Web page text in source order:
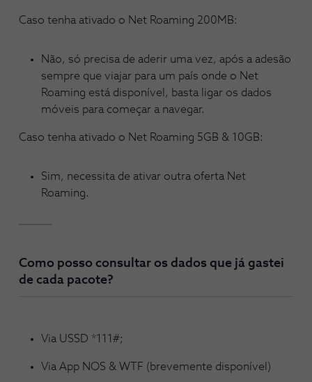
Caso tenha ativado o Net Roaming 200MB:
Não, só precisa de aderir uma vez, após a adesão
sempre que viajar para um país onde o Net
Roaming está disponível, basta ligar os dados
móveis para começar a navegar.
Caso tenha ativado o Net Roaming 5GB & 10GB:
Sim, necessita de ativar outra oferta Net
Roaming.
Como posso consultar os dados que já gastei
de cada pacote?
Via USSD *111#;
Via App NOS & WTF (brevemente disponível)